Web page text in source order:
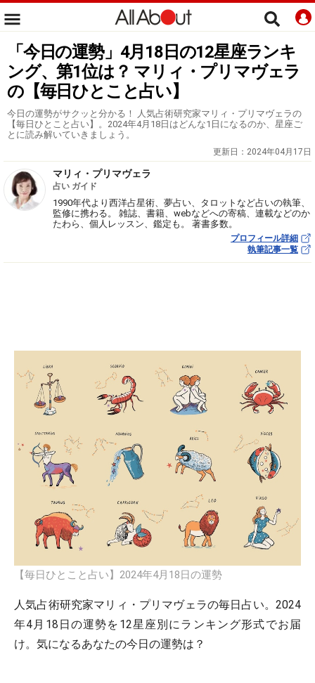
「今日の運勢」4月18日の12星座ランキ
ング、第1位は？ マリィ・プリマヴェラ
の【毎日ひとこと占い】
今日の運勢がサクッと分かる！ 人気占術研究家マリィ・プリマヴェラの
【毎日ひとこと占い】。2024年4月18日はどんな1日になるのか、星座ご
とに読み解いていきましょう。
更新日： 2024年04月17日
マリィ・プリマヴェラ
占い ガイド
1990年代より西洋占星術、夢占い、タロットなど占いの執筆、
監修に携わる。 雑誌、書籍、webなどへの寄稿、連載などのか
たわら、個人レッスン、鑑定も。 著書多数。
プロフィール詳細
執筆記事一覧
【毎日ひとこと占い】2024年4月18日の運勢
人気占術研究家マリィ・プリマヴェラの毎日占い。2024
年4月18日の運勢を12星座別にランキング形式でお届
け。気になるあなたの今日の運勢は？